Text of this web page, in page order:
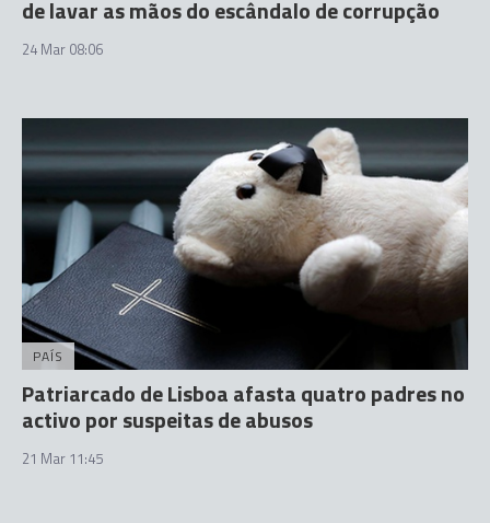
de lavar as mãos do escândalo de corrupção
24 Mar 08:06
PAÍS
Patriarcado de Lisboa afasta quatro padres no
activo por suspeitas de abusos
21 Mar 11:45